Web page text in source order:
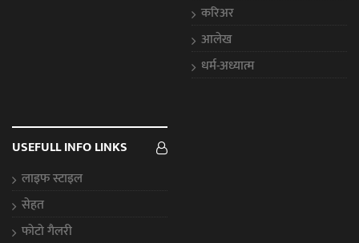
करिअर
आलेख
धर्म-अध्यात्म
USEFULL INFO LINKS
लाइफ स्टाइल
सेहत
फोटो गैलरी